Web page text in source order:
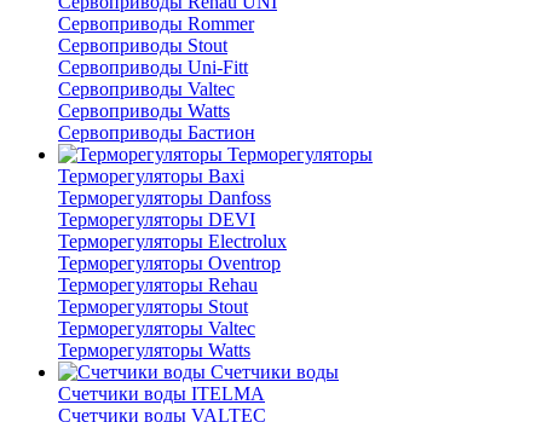
Сервоприводы Rommer
Сервоприводы Stout
Сервоприводы Uni-Fitt
Сервоприводы Valtec
Сервоприводы Watts
Сервоприводы Бастион
Терморегуляторы
Терморегуляторы Baxi
Терморегуляторы Danfoss
Терморегуляторы DEVI
Терморегуляторы Electrolux
Терморегуляторы Oventrop
Терморегуляторы Rehau
Терморегуляторы Stout
Терморегуляторы Valtec
Терморегуляторы Watts
Счетчики воды
Счетчики воды ITELMA
Счетчики воды VALTEC